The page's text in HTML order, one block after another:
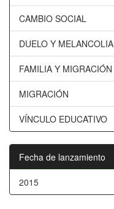
CAMBIO SOCIAL
DUELO Y MELANCOLIA
FAMILIA Y MIGRACIÓN
MIGRACIÓN
VÍNCULO EDUCATIVO
Fecha de lanzamiento
2015